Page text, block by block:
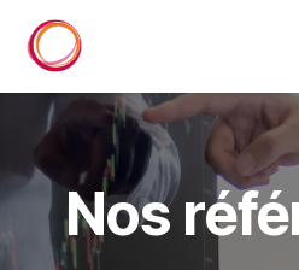
Nos